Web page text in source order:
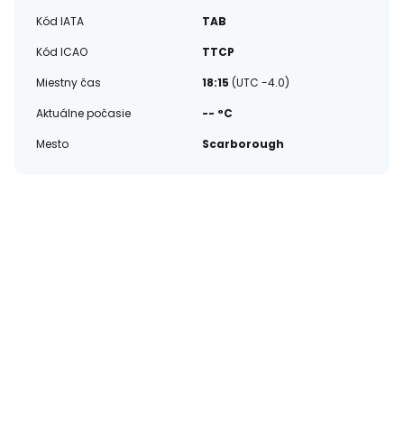
Kód IATA
TAB
Kód ICAO
TTCP
Miestny čas
18:15 (UTC -4.0)
Aktuálne počasie
-- °C
Mesto
Scarborough